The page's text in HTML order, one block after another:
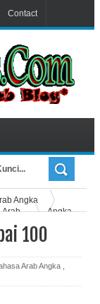
Contact
Angka
Arab
Angka
100
Arab Angka